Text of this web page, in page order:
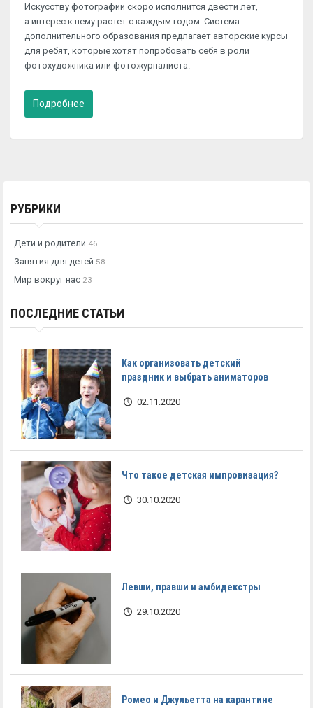
Искусству фотографии скоро исполнится двести лет,
а интерес к нему растет с каждым годом. Система
дополнительного образования предлагает авторские курсы
для ребят, которые хотят попробовать себя в роли
фотохудожника или фотожурналиста.
Подробнее
РУБРИКИ
Дети и родители 46
Занятия для детей 58
Мир вокруг нас 23
ПОСЛЕДНИЕ СТАТЬИ
Как организовать детский
праздник и выбрать аниматоров
02.11.2020
Что такое детская импровизация?
30.10.2020
Левши, правши и амбидекстры
29.10.2020
Ромео и Джульетта на карантине